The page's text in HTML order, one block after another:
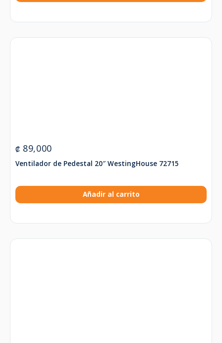
₡ 89,000
Ventilador de Pedestal 20″ WestingHouse 72715
Añadir al carrito